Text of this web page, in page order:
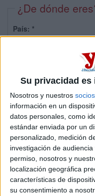
Su privacidad
Nosotros y nuestros socios
información en un
datos personales, como
estándar enviada por un
personalizado, medición
investigación de
permiso, nosotros y
localización geográfica
características de
su consentimiento a
¿De dónde
País: *
Sobre ti
Soy:*
Chico
Chica
¿En qué año terminas